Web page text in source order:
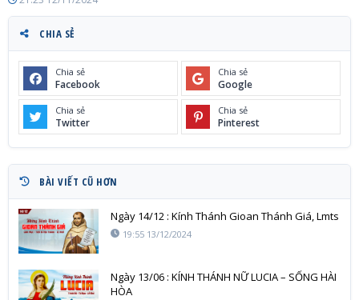
CHIA SẺ
Chia sẻ
Facebook
Chia sẻ
Google
Chia sẻ
Twitter
Chia sẻ
Pinterest
BÀI VIẾT CŨ HƠN
Ngày 14/12 : Kính Thánh Gioan Thánh Giá, Lmts
19:55 13/12/2024
Ngày 13/06 : KÍNH THÁNH NỮ LUCIA – SỐNG HÀI
HÒA